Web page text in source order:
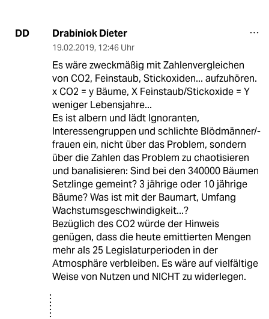
DD Drabiniok Dieter
19.02.2019, 12:46 Uhr
Es wäre zweckmäßig mit Zahlenvergleichen
von CO2, Feinstaub, Stickoxiden... aufzuhören.
x CO2 = y Bäume, X Feinstaub/Stickoxide = Y
weniger Lebensjahre...
Es ist albern und lädt Ignoranten,
Interessengruppen und schlichte Blödmänner/-
frauen ein, nicht über das Problem, sondern
über die Zahlen das Problem zu chaotisieren
und banalisieren: Sind bei den 340000 Bäumen
Setzlinge gemeint? 3 jährige oder 10 jährige
Bäume? Was ist mit der Baumart, Umfang
Wachstumsgeschwindigkeit...?
Bezüglich des CO2 würde der Hinweis
genügen, dass die heute emittierten Mengen
mehr als 25 Legislaturperioden in der
Atmosphäre verbleiben. Es wäre auf vielfältige
Weise von Nutzen und NICHT zu widerlegen.